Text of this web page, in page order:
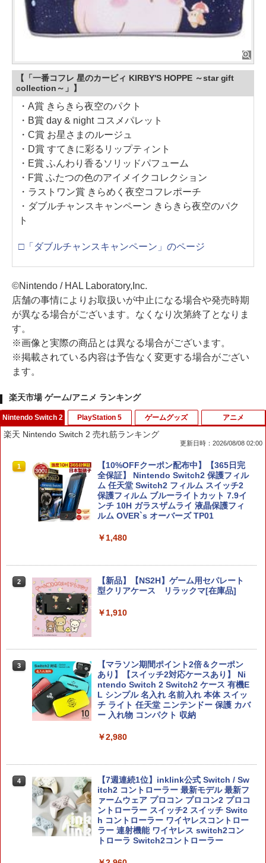
【「一番コフレ 星のカービィ KIRBY'S HOPPE ～star gift
collection～」】
・A賞 きらきら夜空のパクト
・B賞 day & night コスメパレット
・C賞 お星さまのルージュ
・D賞 すてきに彩るリップティント
・E賞 ふんわり香るソリッドパフューム
・F賞 ふたつの色のアイメイクコレクション
・ラストワン賞 きらめく夜空コフレポーチ
・ダブルチャンスキャンペーン きらきら夜空のパク
ト
□「ダブルチャンスキャンペーン」のページ
©Nintendo / HAL Laboratory,Inc.
店舗の事情によりお取扱いが中止になる場合や発売時期
が異なる場合がございます。なくなり次第終了となりま
す。
※画像と実際の商品とは異なる場合がございます。
※掲載されている内容は予告なく変更する場合がござい
ます。
楽天市場 ゲーム/アニメ ランキング
Nintendo Switch 2
楽天 Nintendo Switch 2 売れ筋ランキング
更新日時：2026/08/08 02:00
1
【10%OFFクーポン配布中】【365日完
全保証】 Nintendo Switch2 保護フィル
ム 任天堂 Switch2 フィルム スイッチ2
保護フィルム ブルーライトカット 7.9イ
ンチ 10H ガラスザムライ 液晶保護フィ
ルム OVER`s オーバーズ TP01
￥1,480
2
【新品】【NS2H】ゲーム用セパレート
型クリアケース リラックマ[在庫品]
￥1,910
3
【マラソン期間ポイント2倍＆クーポン
あり】【スイッチ2対応ケースあり】 Ni
ntendo Switch 2 Switch2 ケース 有機E
L シンプル 名入れ 名前入れ 本体 スイッ
チ ライト 任天堂 ニンテンドー 保護 カバ
ー 入れ物 コンパクト 収納
￥2,980
4
【7週連続1位】inklink公式 Switch / Sw
itch2 コントローラー 最新モデル 最新フ
ァームウェア プロコン プロコン2 プロコ
ントローラー スイッチ2 スイッチ Switc
h コントローラー ワイヤレスコントロー
ラー 連射機能 ワイヤレス switch2コン
トローラ Switch2コントローラー
PlayStation 5 ゲームグッズ アニメ